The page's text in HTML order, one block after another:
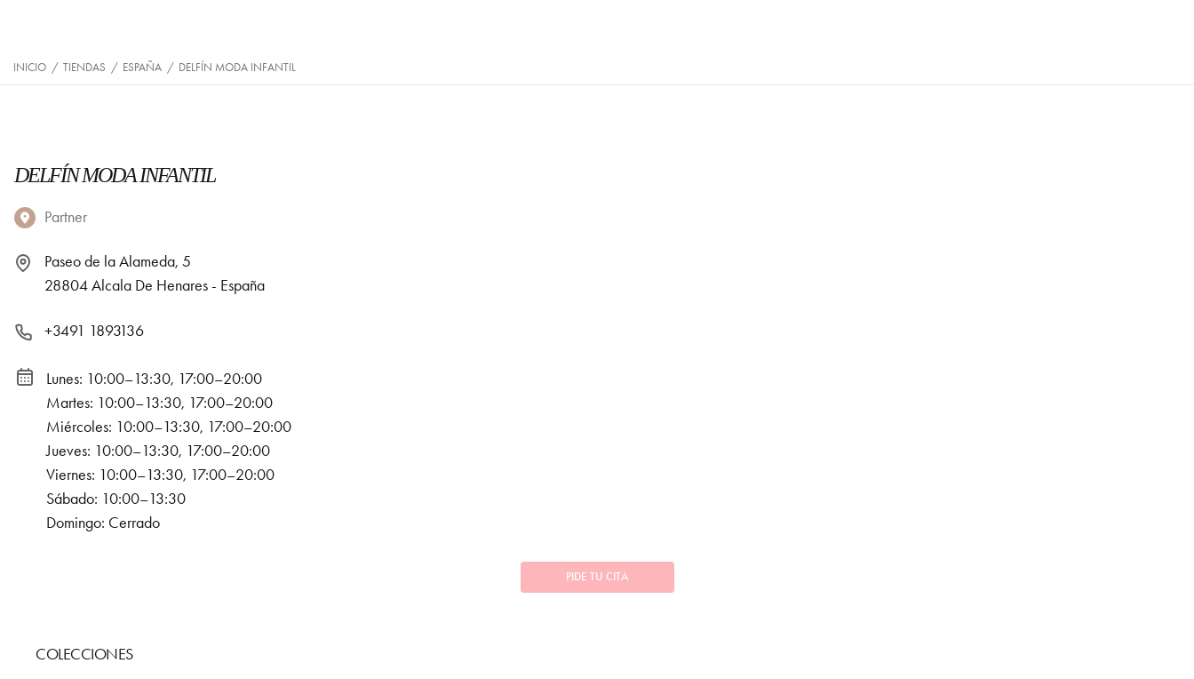
INICIO / TIENDAS / ESPAÑA / DELFÍN MODA INFANTIL
DELFÍN MODA INFANTIL
Partner
Paseo de la Alameda, 5
28804 Alcala De Henares - España
+3491 1893136
Lunes: 10:00–13:30, 17:00–20:00
Martes: 10:00–13:30, 17:00–20:00
Miércoles: 10:00–13:30, 17:00–20:00
Jueves: 10:00–13:30, 17:00–20:00
Viernes: 10:00–13:30, 17:00–20:00
Sábado: 10:00–13:30
Domingo: Cerrado
PIDE TU CITA
COLECCIONES